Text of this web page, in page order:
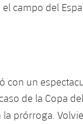
campo del
con un
de la Copa
la prórroga.